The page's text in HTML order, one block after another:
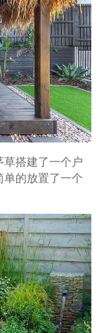
草搭建了一个户
单的放置了一个